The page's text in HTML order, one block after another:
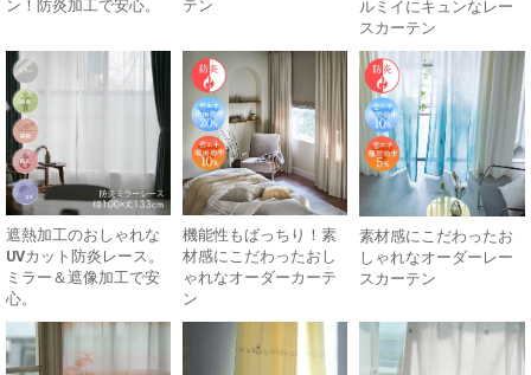
ン！防炎加工で安心。
テン
ルミイにキュンなレー
スカーテン
遮熱加工のおしゃれな
UVカット防炎レース。
ミラー＆遮像加工で安
心。
機能性もばっちり！素
材感にこだわったおし
ゃれなオーダーカーテ
ン
素材感にこだわったお
しゃれなオーダーレー
スカーテン